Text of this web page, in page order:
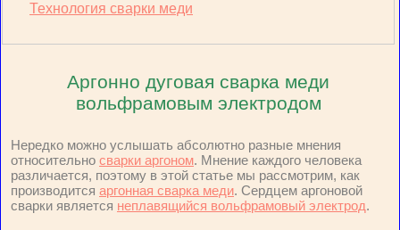
Технология сварки меди
Аргонно дуговая сварка меди
вольфрамовым электродом
Нередко можно услышать абсолютно разные мнения
относительно сварки аргоном. Мнение каждого человека
различается, поэтому в этой статье мы рассмотрим, как
производится аргонная сварка меди. Сердцем аргоновой
сварки является неплавящийся вольфрамовый электрод.